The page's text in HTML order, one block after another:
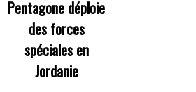
Pentagone déploie
des forces
spéciales en
Jordanie